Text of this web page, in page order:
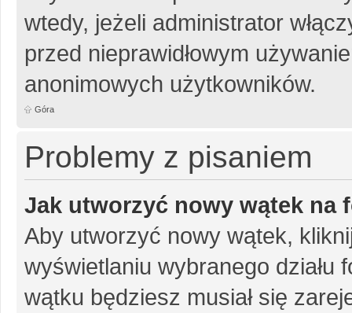
wtedy, jeżeli administrator
przed nieprawidłowym
anonimowych użytkowników.
Góra
Problemy z pisaniem
Jak utworzyć nowy wątek na
Aby utworzyć nowy wątek,
wyświetlaniu wybranego działu
wątku będziesz musiał się